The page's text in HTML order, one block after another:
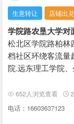
生意转让 店铺出兑
学院路农垦大学
松北区学院路柏林
档社区环绕客流量
院.远东理工学院
652人浏览查看
电话：16603637123